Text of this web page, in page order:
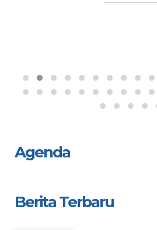
Agenda
Berita Terbaru